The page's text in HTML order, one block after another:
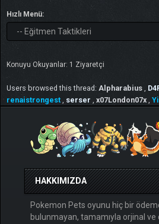
Hızlı Menü:
Konuyu Okuyanlar: 1 Ziyaretçi
Users browsed this thread: Alpharabius ,
renaistrongest , serser , x07London07x ,
HAKKIMIZDA
Pokemon Pets oyunu hiç bir
bulunmayan, tamamıyla orjinal ve